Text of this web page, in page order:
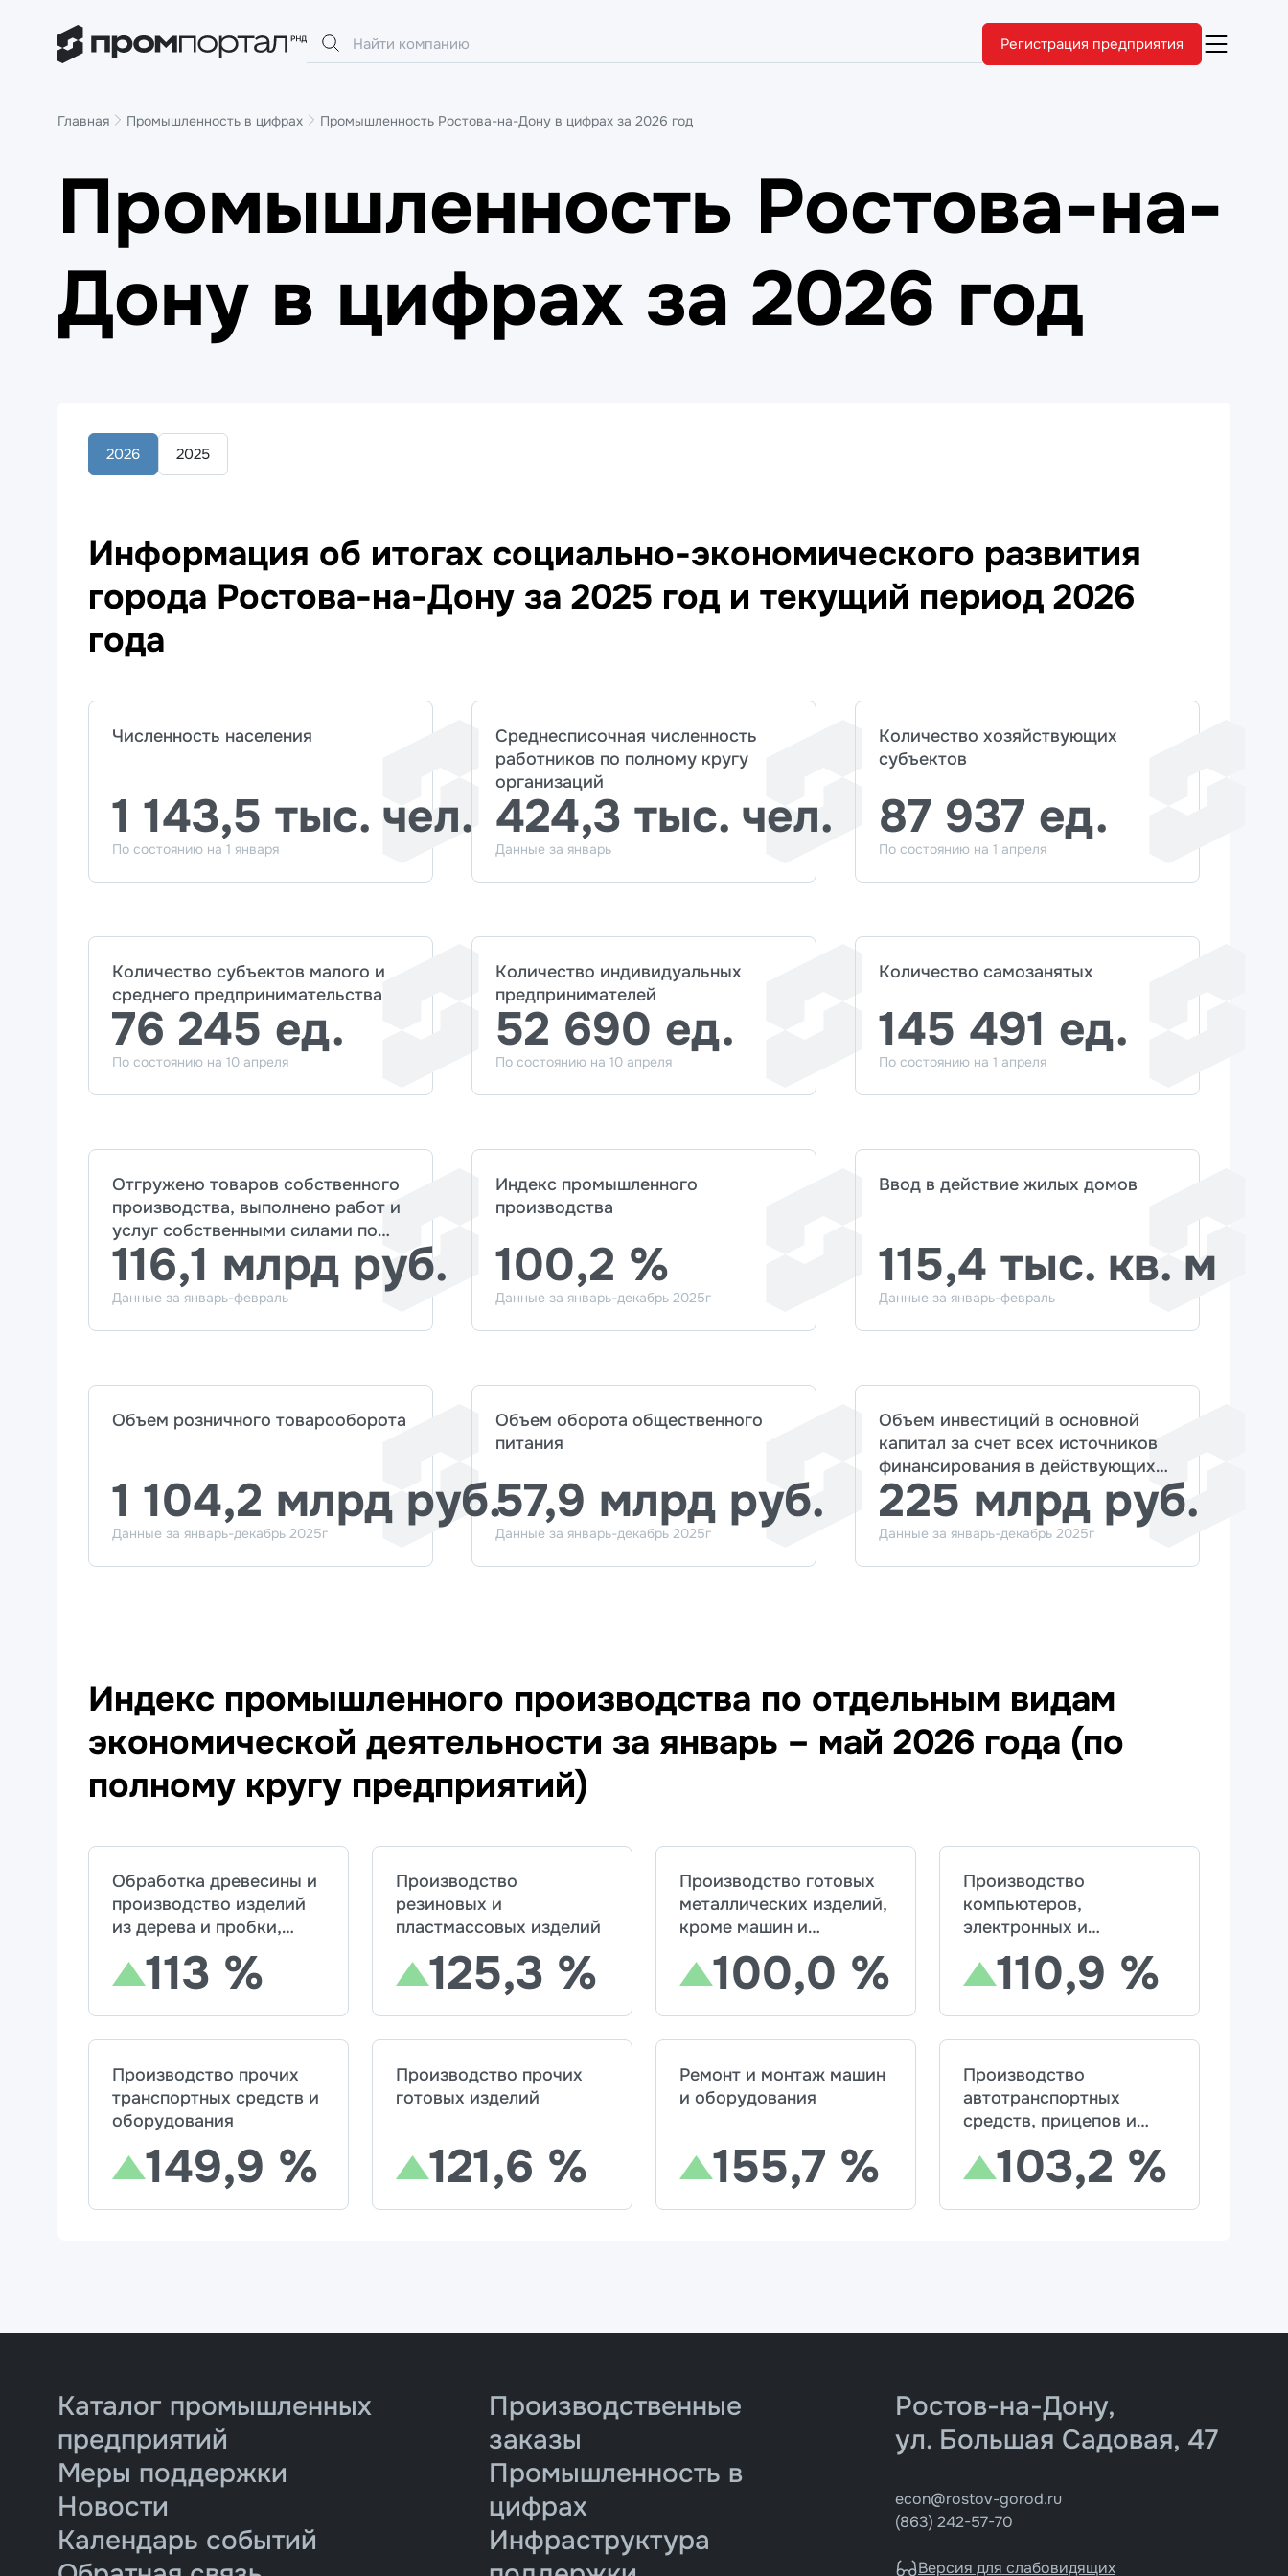
Регистрация предприятия
Главная Промышленность в цифрах Промышленность Ростова-на-Дону в цифрах за 2026 год
Промышленность Ростова-на-
Дону в цифрах за 2026 год
2026 2025
Информация об итогах социально-экономического развития
города Ростова-на-Дону за 2025 год и текущий период 2026
года
Численность населения
1 143,5 тыс. чел.
По состоянию на 1 января
Среднесписочная численность
работников по полному кругу
организаций
424,3 тыс. чел.
Данные за январь
Количество хозяйствующих
субъектов
87 937 ед.
По состоянию на 1 апреля
Количество субъектов малого и
среднего предпринимательства
76 245 ед.
По состоянию на 10 апреля
Количество индивидуальных
предпринимателей
52 690 ед.
По состоянию на 10 апреля
Количество самозанятых
145 491 ед.
По состоянию на 1 апреля
Отгружено товаров собственного
производства, выполнено работ и
услуг собственными силами по
крупным и средним предприятиям
116,1 млрд руб.
Данные за январь-февраль
Индекс промышленного
производства
100,2 %
Данные за январь-декабрь 2025г
Ввод в действие жилых домов
115,4 тыс. кв. м
Данные за январь-февраль
Объем розничного товарооборота
1 104,2 млрд руб.
Данные за январь-декабрь 2025г
Объем оборота общественного
питания
57,9 млрд руб.
Данные за январь-декабрь 2025г
Объем инвестиций в основной
капитал за счет всех источников
финансирования в действующих
ценах по полному кругу
предприятий
225 млрд руб.
Данные за январь-декабрь 2025г
Индекс промышленного производства по отдельным видам
экономической деятельности за январь – май 2026 года (по
полному кругу предприятий)
Обработка древесины и
производство изделий
из дерева и пробки,
кроме мебели,
производство изделий
из соломки и
материалов для
плетения
113 %
Производство
резиновых и
пластмассовых изделий
125,3 %
Производство готовых
металлических изделий,
кроме машин и
оборудования
100,0 %
Производство
компьютеров,
электронных и
оптических изделий
110,9 %
Производство прочих
транспортных средств и
оборудования
149,9 %
Производство прочих
готовых изделий
121,6 %
Ремонт и монтаж машин
и оборудования
155,7 %
Производство
автотранспортных
средств, прицепов и
полуприцепов
103,2 %
Каталог промышленных
предприятий
Меры поддержки
Новости
Календарь событий
Производственные
заказы
Промышленность в
цифрах
Инфраструктура
Ростов-на-Дону,
ул. Большая Садовая, 47
econ@rostov-gorod.ru
(863) 242-57-70
Версия для слабовидящих